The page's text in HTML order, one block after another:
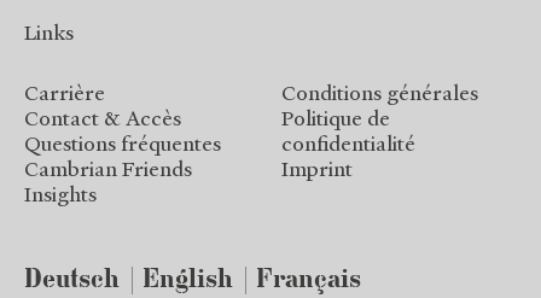
Links
Carrière
Contact & Accès
Questions fréquentes
Cambrian Friends
Insights
Conditions générales
Politique de
confidentialité
Imprint
Deutsch English Français